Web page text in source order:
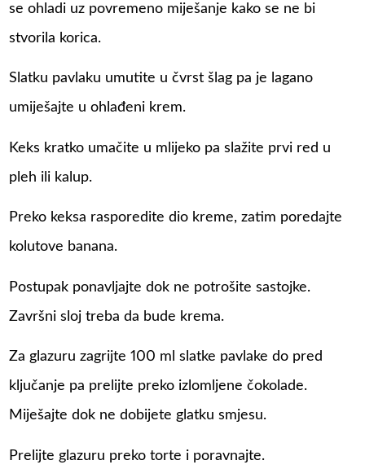
se ohladi uz povremeno miješanje kako se ne bi
stvorila korica.
Slatku pavlaku umutite u čvrst šlag pa je lagano
umiješajte u ohlađeni krem.
Keks kratko umačite u mlijeko pa slažite prvi red u
pleh ili kalup.
Preko keksa rasporedite dio kreme, zatim poredajte
kolutove banana.
Postupak ponavljajte dok ne potrošite sastojke.
Završni sloj treba da bude krema.
Za glazuru zagrijte 100 ml slatke pavlake do pred
ključanje pa prelijte preko izlomljene čokolade.
Miješajte dok ne dobijete glatku smjesu.
Prelijte glazuru preko torte i poravnajte.